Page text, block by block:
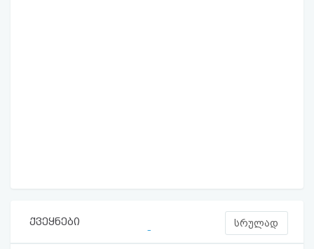
ქვეყნები სრულად